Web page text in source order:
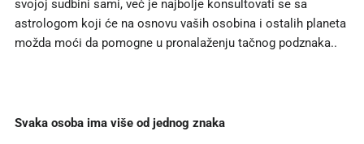
svojoj sudbini sami, već je najbolje konsultovati se sa
astrologom koji će na osnovu vaših osobina i ostalih planeta
možda moći da pomogne u pronalaženju tačnog podznaka..
Svaka osoba ima više od jednog znaka